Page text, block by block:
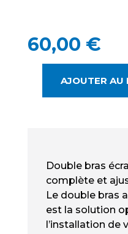
60,00 €
QUANTITÉ
DOUBLE
BRAS
SUPPORT
ARTICULÉ
POUR
AJOUTER AU
Double bras
complète et
Le double bras
est la solution
l’installation de